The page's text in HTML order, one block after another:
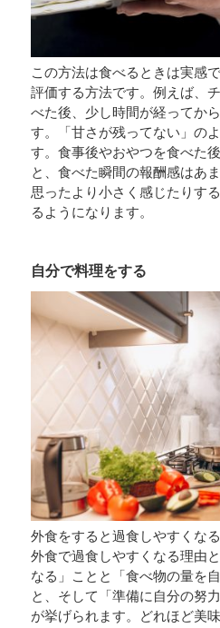
この方法は食べるときは実感
評価する方法です。例えば、
べた後、少し時間が経ってか
す。「甘さが残ってない」の
す。食事後やおやつを食べた
と、食べた瞬間の報酬感はあ
思ったより小さく感じたりす
るようになります。
自分で料理をする
外食をすると過食しやすくな
外食で過食しやすくなる理由
なる」ことと「食べ物の量を
と、そして「準備に自分の努
が挙げられます。どれほど美